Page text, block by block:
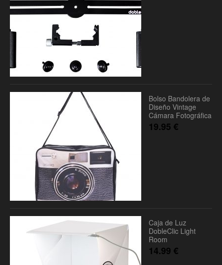
Bolso Bandolera de
Diseño Vintage
Cámara Fotográfica
19.95 €
Caja de Luz
DobleClic Light
Room
14.99 €